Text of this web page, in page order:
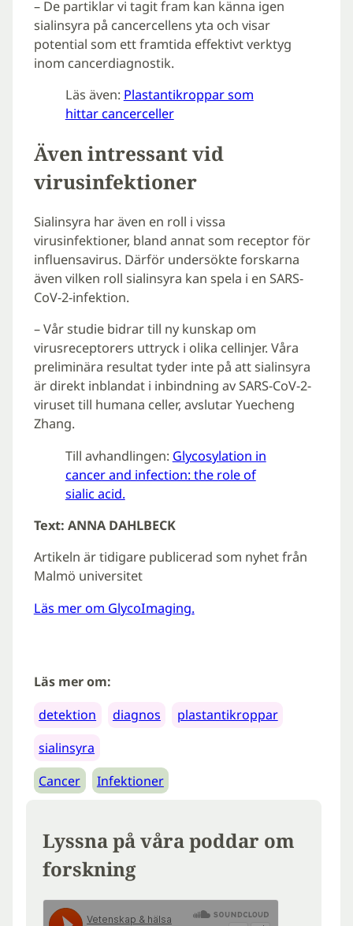
– De partiklar vi tagit fram kan känna igen
sialinsyra på cancercellens yta och visar
potential som ett framtida effektivt verktyg
inom cancerdiagnostik.
Läs även: Plastantikroppar som
hittar cancerceller
Även intressant vid
virusinfektioner
Sialinsyra har även en roll i vissa
virusinfektioner, bland annat som receptor för
influensavirus. Därför undersökte forskarna
även vilken roll sialinsyra kan spela i en SARS-
CoV-2-infektion.
– Vår studie bidrar till ny kunskap om
virusreceptorers uttryck i olika cellinjer. Våra
preliminära resultat tyder inte på att sialinsyra
är direkt inblandat i inbindning av SARS-CoV-2-
viruset till humana celler, avslutar Yuecheng
Zhang.
Till avhandlingen: Glycosylation in
cancer and infection: the role of
sialic acid.
Text: ANNA DAHLBECK
Artikeln är tidigare publicerad som nyhet från
Malmö universitet
Läs mer om GlycoImaging.
Läs mer om:
detektion
diagnos
plastantikroppar
sialinsyra
Cancer
Infektioner
Lyssna på våra poddar om
forskning